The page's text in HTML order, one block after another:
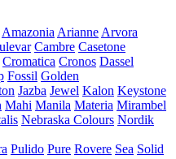
Amazonia Arianne Arvora
Cambre Casetone
Cromatica Cronos Dassel
Fossil Golden
Jazba Jewel Kalon Keystone
Mahi Manila Materia Mirambel
Nebraska Colours Nordik
Pulido Pure Rovere Sea Solid